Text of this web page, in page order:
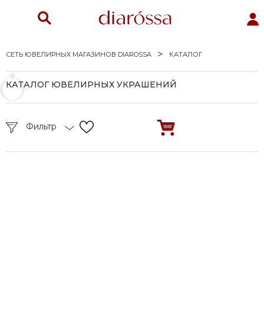
СЕТЬ ЮВЕЛИРНЫХ МАГАЗИНОВ DIAROSSA КАТАЛОГ
КАТАЛОГ ЮВЕЛИРНЫХ УКРАШЕНИЙ
Фильтр